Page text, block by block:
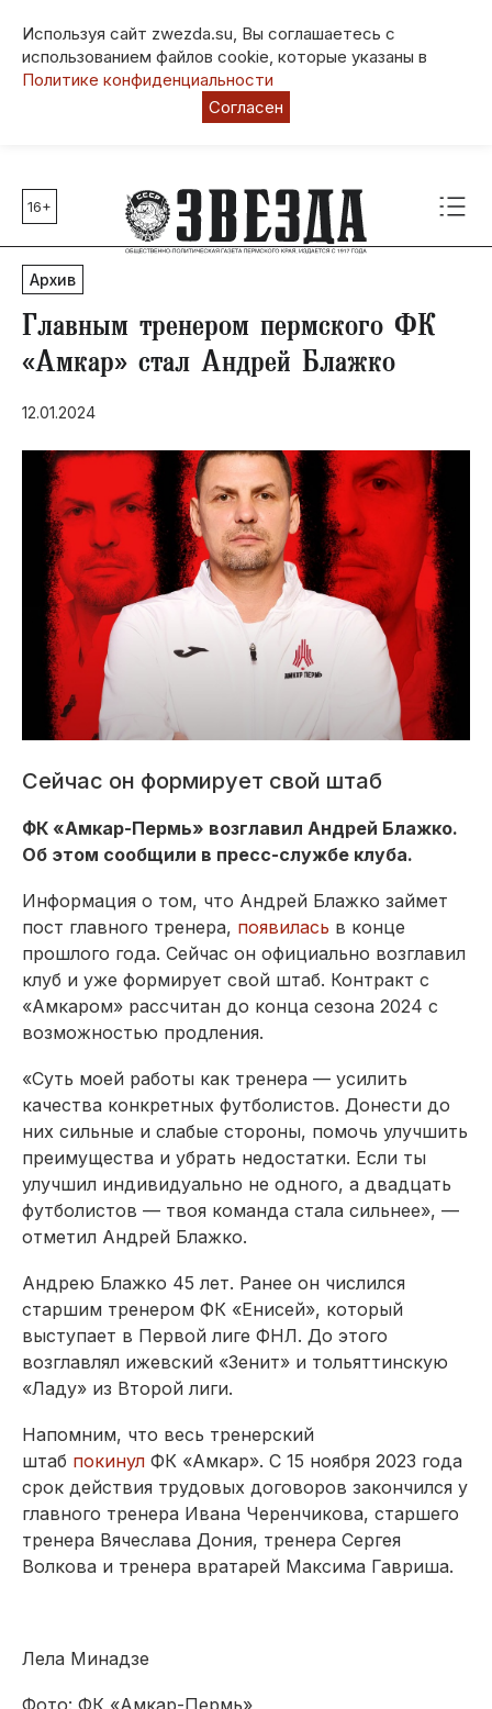
Используя сайт zwezda.su, Вы соглашаетесь с
использованием файлов cookie, которые указаны в
Политике конфиденциальности
Согласен
Главные темы
80 лет Победы
Молодежная столица РФ
СВО
Выборы в Пермском крае
Социальная поддержка
Инфраструктура
Благоустройство
16+
Архив
Главным тренером пермского ФК
«Амкар» стал Андрей Блажко
12.01.2024
Сейчас он формирует свой штаб
ФК «Амкар-Пермь» возглавил Андрей Блажко.
Об этом сообщили в пресс-службе клуба.
Информация о том, что Андрей Блажко займет
пост главного тренера, появилась в конце
прошлого года. Сейчас он официально возглавил
клуб и уже формирует свой штаб. Контракт с
«Амкаром» рассчитан до конца сезона 2024 с
возможностью продления.
«Суть моей работы как тренера — усилить
качества конкретных футболистов. Донести до
них сильные и слабые стороны, помочь улучшить
преимущества и убрать недостатки. Если ты
улучшил индивидуально не одного, а двадцать
футболистов — твоя команда стала сильнее», —
отметил Андрей Блажко.
Андрею Блажко 45 лет. Ранее он числился
старшим тренером ФК «Енисей», который
выступает в Первой лиге ФНЛ. До этого
возглавлял ижевский «Зенит» и тольяттинскую
«Ладу» из Второй лиги.
Напомним, что весь тренерский
штаб покинул ФК «Амкар». С 15 ноября 2023 года
срок действия трудовых договоров закончился у
главного тренера Ивана Черенчикова, старшего
тренера Вячеслава Дония, тренера Сергея
Волкова и тренера вратарей Максима Гавриша.
Лела Минадзе